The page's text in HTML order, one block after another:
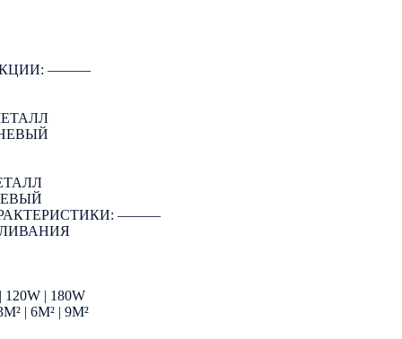
―――
―――
| 180W
| 6М² | 9М²